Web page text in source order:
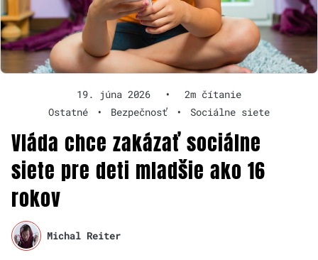
19. júna 2026 •
2m čítanie
Ostatné
• Bezpečnosť • Sociálne siete
Vláda chce zakázať sociálne
siete pre deti mladšie ako 16
rokov
Michal Reiter